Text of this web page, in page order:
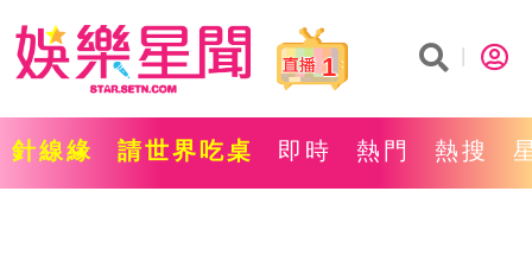
1
針線緣 請世界吃桌 即時 熱門 熱搜